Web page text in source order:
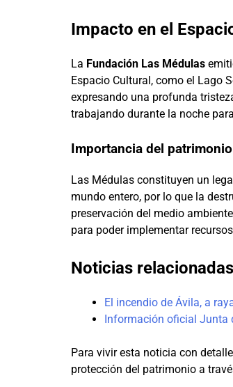
Impacto en el
La Fundación Las Médulas
Espacio Cultural, como el Lago
expresando una profunda
trabajando durante la noche
Importancia del
Las Médulas constituyen un
mundo entero, por lo que la
preservación del medio
para poder implementar
Noticias relacionadas
El incendio de Ávila, a
Información oficial Junta
Para vivir esta noticia con
protección del patrimonio a